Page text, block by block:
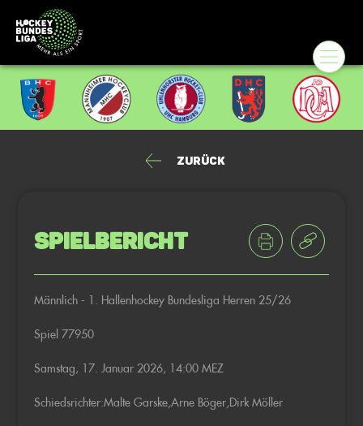
Zurück
Spielbericht
Männlich - 1. Hallenhockey Bundesliga Herren 25/26
Spiel 77950
Samstag, 17. Januar 2026, 14:00 MEZ
Schiedsrichter:Malte Garske,Arne Böger,Dirk Möller